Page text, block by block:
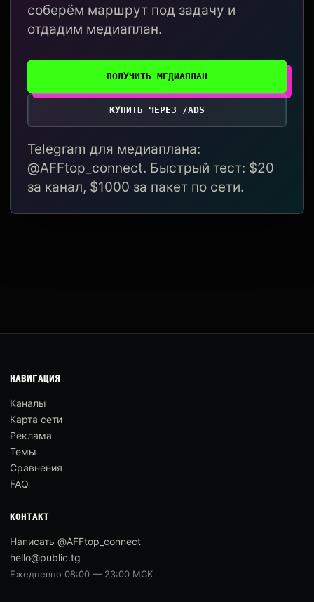
соберём маршрут под задачу и
отдадим медиаплан.
ПОЛУЧИТЬ МЕДИАПЛАН
КУПИТЬ ЧЕРЕЗ /ADS
Telegram для медиаплана:
@AFFtop_connect. Быстрый тест: $20
за канал, $1000 за пакет по сети.
НАВИГАЦИЯ
Каналы
Карта сети
Реклама
Темы
Сравнения
FAQ
КОНТАКТ
Написать @AFFtop_connect
hello@public.tg
Ежедневно 08:00 — 23:00 МСК